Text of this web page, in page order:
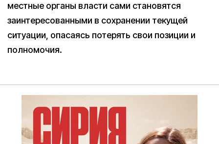
местные органы власти сами становятся
заинтересованными в сохранении текущей
ситуации, опасаясь потерять свои позиции и
полномочия.